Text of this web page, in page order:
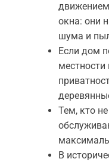
окна: они
шума и
Если дом
местности
Тем, кто
В